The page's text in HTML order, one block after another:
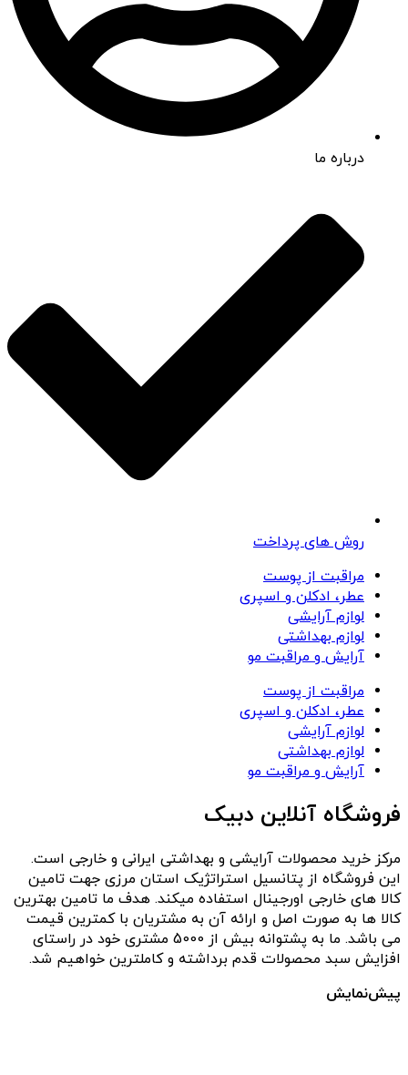
درباره ما
روش های پرداخت
مراقبت از پوست
عطر، ادکلن و اسپری
لوازم آرایشی
لوازم بهداشتی
آرایش و مراقبت مو
مراقبت از پوست
عطر، ادکلن و اسپری
لوازم آرایشی
لوازم بهداشتی
آرایش و مراقبت مو
فروشگاه آنلاین دبیک
مرکز خرید محصولات آرایشی و بهداشتی ایرانی و خارجی است.
این فروشگاه از پتانسیل استراتژیک استان مرزی جهت تامین
کالا های خارجی اورجینال استفاده میکند. هدف ما تامین بهترین
کالا ها به صورت اصل و ارائه آن به مشتریان با کمترین قیمت
می باشد. ما به پشتوانه بیش از 5000 مشتری خود در راستای
افزایش سبد محصولات قدم برداشته و کاملترین خواهیم شد.
پیش‌نمایش